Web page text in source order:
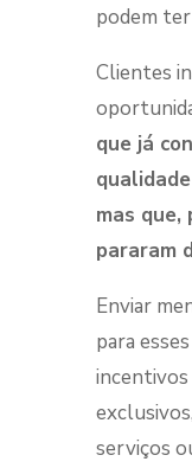
podem
Clientes
que já
mas que,
pararam
Enviar
para
serviços